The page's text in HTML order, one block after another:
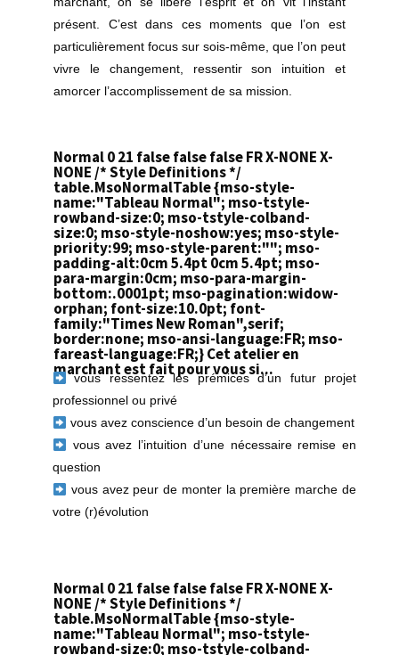
présent. C’est dans ces moments que l’on est
particulièrement focus sur sois-même, que l’on peut
vivre le changement, ressentir son intuition et
amorcer l’accomplissement de sa mission.
Normal 0 21 false false false FR X-NONE X-
NONE /* Style Definitions */
table.MsoNormalTable {mso-style-
name:"Tableau Normal"; mso-tstyle-
rowband-size:0; mso-tstyle-colband-
size:0; mso-style-noshow:yes; mso-style-
priority:99; mso-style-parent:""; mso-
padding-alt:0cm 5.4pt 0cm 5.4pt; mso-
para-margin:0cm; mso-para-margin-
bottom:.0001pt; mso-pagination:widow-
orphan; font-size:10.0pt; font-
family:"Times New Roman",serif;
border:none; mso-ansi-language:FR; mso-
fareast-language:FR;}Cet atelier en
marchant est fait pour vous si...
vous ressentez les prémices d’un futur projet
professionnel ou privé
vous avez conscience d’un besoin de changement
vous avez l’intuition d’une nécessaire remise en
question
vous avez peur de monter la première marche de
votre (r)évolution
Normal 0 21 false false false FR X-NONE X-
NONE /* Style Definitions */
table.MsoNormalTable {mso-style-
name:"Tableau Normal"; mso-tstyle-
rowband-size:0; mso-tstyle-colband-